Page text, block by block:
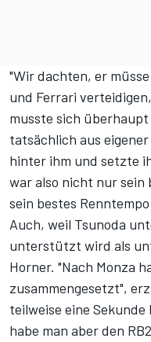
"Wir dachten, er
und Ferrari
musste sich
tatsächlich aus
hinter ihm und setzte
war also nicht nur sein
sein bestes
Auch, weil Tsunoda
unterstützt wird als
Horner. "Nach Monza
zusammengesetzt",
teilweise eine Sekunde
habe man aber den